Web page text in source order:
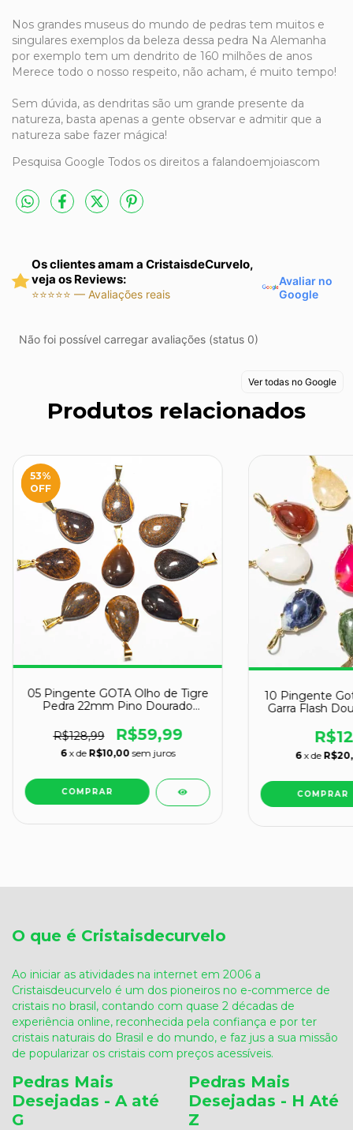
Nos grandes museus do mundo de pedras tem muitos e
singulares exemplos da beleza dessa pedra Na Alemanha
por exemplo tem um dendrito de 160 milhões de anos
Merece todo o nosso respeito, não acham, é muito tempo!
Sem dúvida, as dendritas são um grande presente da
natureza, basta apenas a gente observar e admitir que a
natureza sabe fazer mágica!
Pesquisa Google Todos os direitos a falandoemjoiascom
Os clientes amam a CristaisdeCurvelo,
veja os Reviews:
⭐⭐⭐⭐⭐ — Avaliações reais
Avaliar no
Google
Não foi possível carregar avaliações (status 0)
Ver todas no Google
Produtos relacionados
53%
OFF
05 Pingente GOTA Olho de Tigre
Pedra 22mm Pino Dourado
R$128,99
R$59,99
6 x de R$10,00 sem juros
10 Pingente
Garra Flash
6 x de
O que é Cristaisdecurvelo
Ao iniciar as atividades na internet em 2006 a
Cristaisdeucurvelo é um dos pioneiros no e-commerce de
cristais no brasil, contando com quase 2 décadas de
experiência online, reconhecida pela confiança e por ter
cristais naturais do Brasil e do mundo, e faz jus a sua missão
de popularizar os cristais com preços acessíveis.
Pedras Mais
Desejadas - A até
G
Pedras Mais
Desejadas - H Até
Z